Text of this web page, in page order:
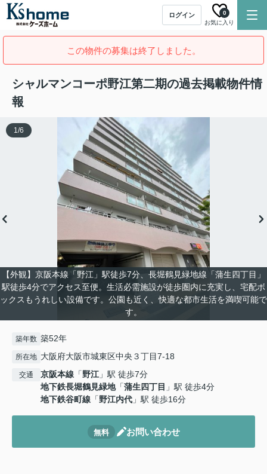
ログイン
お気に入り
0
この物件の募集は終了しました。
シャルマンコーポ野江第二期の過去掲載物件情
報
【外観】京阪本線「野江」駅徒歩7分、長堀鶴見緑地線「蒲生四丁目」
駅徒歩4分でアクセス至便。生活必需施設が徒歩圏内に充実し、宅配ボ
ックスもうれしい設備です。公園も近く、快適な都市生活を満喫可能で
す。
1/6
築年数 築52年
所在地 大阪府大阪市城東区中央３丁目7-18
交通 京阪本線 「野江」駅 徒歩7分
地下鉄長堀鶴見緑地「蒲生四丁目 」駅 徒歩4分
地下鉄谷町線 「野江内代 」駅 徒歩16分
無料 お問い合わせ